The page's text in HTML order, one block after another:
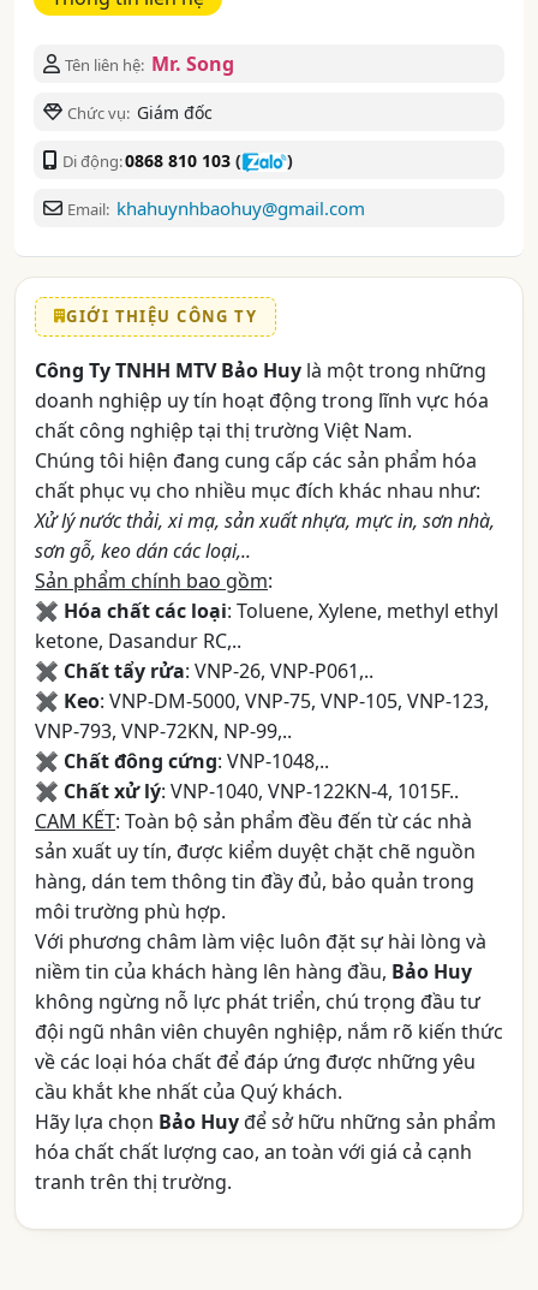
Tên liên hệ: Mr. Song
Chức vụ: Giám đốc
Di động:0868 810 103 ( )
Email: khahuynhbaohuy@gmail.com
GIỚI THIỆU CÔNG TY
Công Ty TNHH MTV Bảo Huy là một trong những
doanh nghiệp uy tín hoạt động trong lĩnh vực hóa
chất công nghiệp tại thị trường Việt Nam.
Chúng tôi hiện đang cung cấp các sản phẩm hóa
chất phục vụ cho nhiều mục đích khác nhau như:
Xử lý nước thải, xi mạ, sản xuất nhựa, mực in, sơn nhà,
sơn gỗ, keo dán các loại,..
Sản phẩm chính bao gồm:
✖ Hóa chất các loại: Toluene, Xylene, methyl ethyl
ketone, Dasandur RC,..
✖ Chất tẩy rửa: VNP-26, VNP-P061,..
✖ Keo: VNP-DM-5000, VNP-75, VNP-105, VNP-123,
VNP-793, VNP-72KN, NP-99,..
✖ Chất đông cứng: VNP-1048,..
✖ Chất xử lý: VNP-1040, VNP-122KN-4, 1015F..
CAM KẾT: Toàn bộ sản phẩm đều đến từ các nhà
sản xuất uy tín, được kiểm duyệt chặt chẽ nguồn
hàng, dán tem thông tin đầy đủ, bảo quản trong
môi trường phù hợp.
Với phương châm làm việc luôn đặt sự hài lòng và
niềm tin của khách hàng lên hàng đầu, Bảo Huy
không ngừng nỗ lực phát triển, chú trọng đầu tư
đội ngũ nhân viên chuyên nghiệp, nắm rõ kiến thức
về các loại hóa chất để đáp ứng được những yêu
cầu khắt khe nhất của Quý khách.
Hãy lựa chọn Bảo Huyđể sở hữu những sản phẩm
hóa chất chất lượng cao, an toàn với giá cả cạnh
tranh trên thị trường.